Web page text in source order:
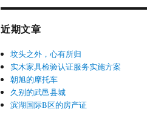
近期文章
坟头之外，心有所归
实木家具检验认证服务实施方案
朝旭的摩托车
久别的武邑县城
滨湖国际B区的房产证